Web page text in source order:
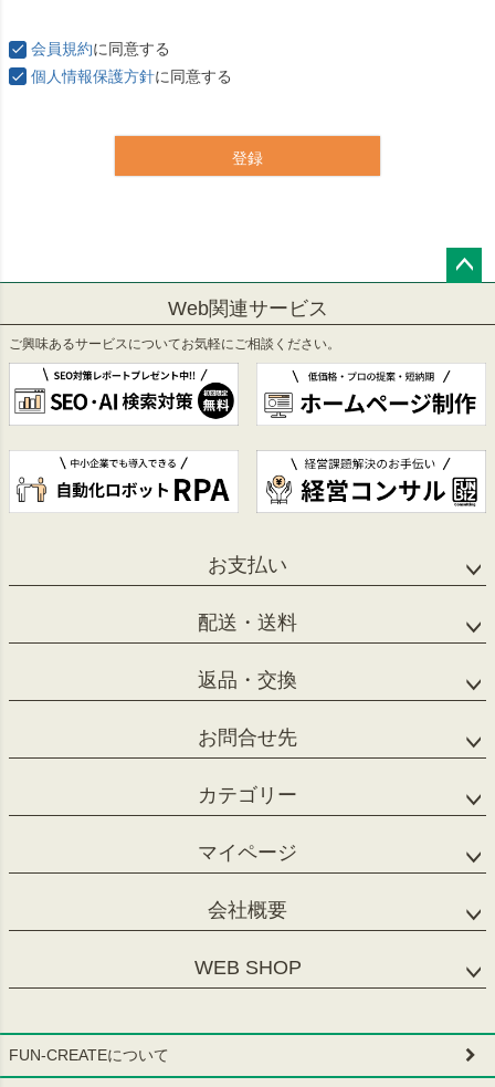
会員規約に同意する
個人情報保護方針に同意する
登録
へ
Web関連サービス
ご興味あるサービスについてお気軽にご相談ください。
お支払い
配送・送料
返品・交換
お問合せ先
カテゴリー
マイページ
会社概要
WEB SHOP
FUN-CREATEについて